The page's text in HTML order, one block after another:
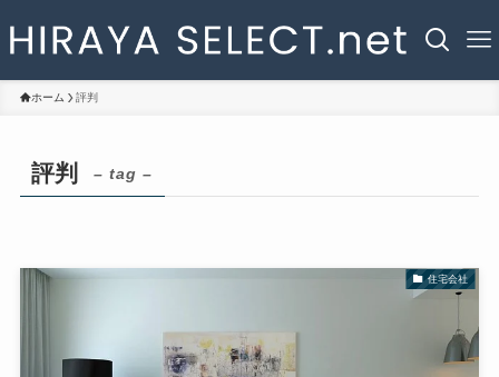
ホーム 評判
評判 – tag –
住宅会社